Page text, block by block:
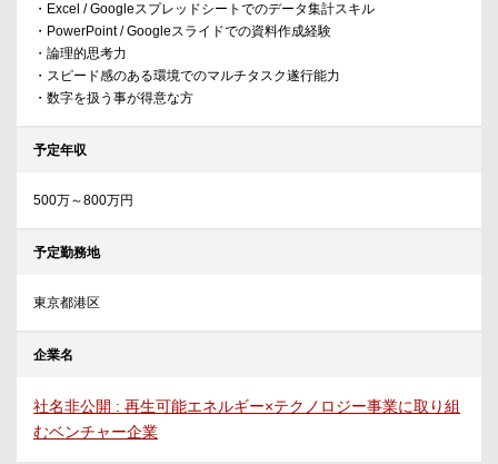
・Excel / Googleスプレッドシートでのデータ集計スキル
・PowerPoint / Googleスライドでの資料作成経験
・論理的思考力
・スピード感のある環境でのマルチタスク遂行能力
・数字を扱う事が得意な方
予定年収
500万～800万円
予定勤務地
東京都港区
企業名
社名非公開 : 再生可能エネルギー×テクノロジー事業に取り組
むベンチャー企業